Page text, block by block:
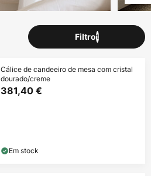
Filtro1
Cálice de candeeiro de mesa com cristal
dourado/creme
381,40 €
Em stock